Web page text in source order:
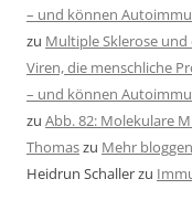
– und können
zu Multiple Sklerose und
Viren, die menschliche
– und können
zu Abb. 82: Molekulare
Thomaszu Mehr
Heidrun Schallerzu